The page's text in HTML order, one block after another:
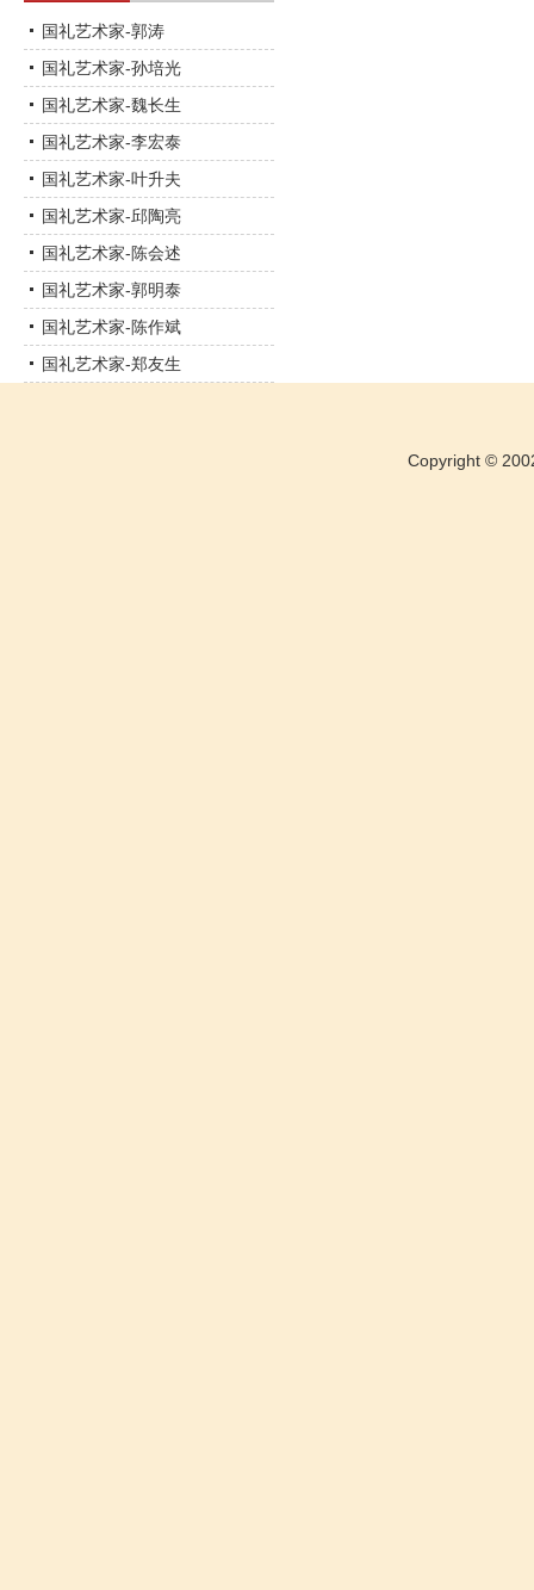
国礼艺术家-郭涛
国礼艺术家-孙培光
国礼艺术家-魏长生
国礼艺术家-李宏泰
国礼艺术家-叶升夫
国礼艺术家-邱陶亮
国礼艺术家-陈会述
国礼艺术家-郭明泰
国礼艺术家-陈作斌
国礼艺术家-郑友生
Copyright ©